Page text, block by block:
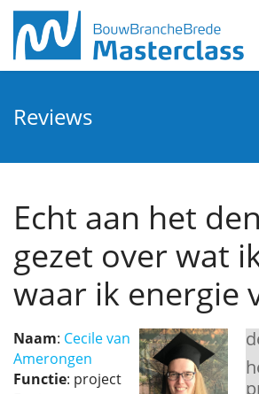
Reviews
Echt aan het
gezet over wat
waar ik energie
Naam: Cecile van
Amerongen
Functie: project